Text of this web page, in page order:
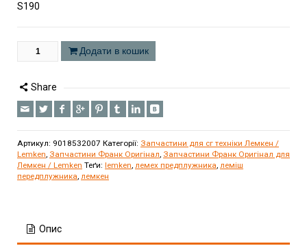
S190
Додати в кошик
Share
Артикул: 9018532007 Категорії: Запчастини для сг техніки Лемкен /
Lemken, Запчастини Франк Оригінал, Запчастини Франк Оригінал для
Лемкен / Lemken Теґи: lemken, лемех предплужника, леміш
передплужника, лемкен
Опис